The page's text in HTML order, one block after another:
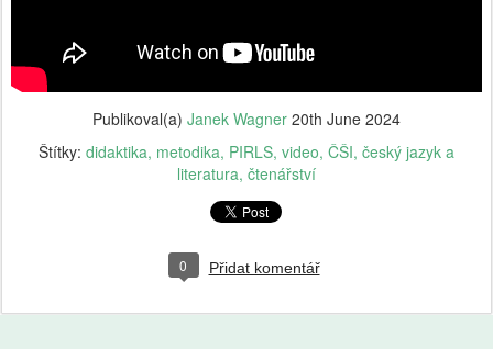
Publikoval(a) Janek Wagner 20th June 2024
Štítky: didaktika metodika PIRLS video ČŠI český jazyk a
literatura čtenářství
0 Přidat komentář